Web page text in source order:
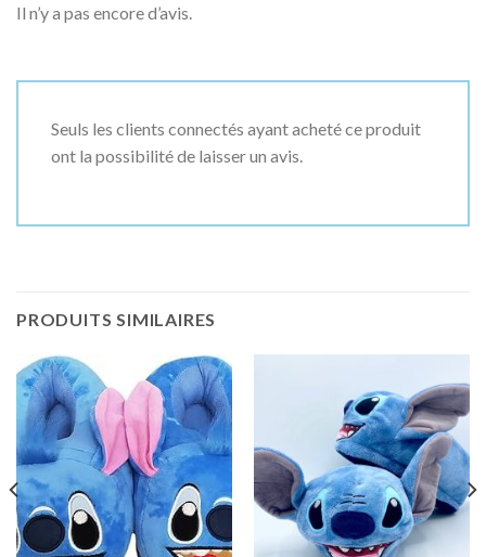
Il n’y a pas encore d’avis.
Seuls les clients connectés ayant acheté ce produit
ont la possibilité de laisser un avis.
PRODUITS SIMILAIRES